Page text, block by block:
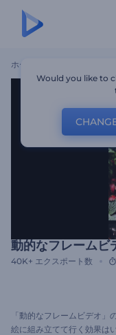
ホーム
動的なフレームビ
40K+ エクスポート数
「動的なフレームビデオ
絵に組み立てて行く効果は
Would you like to